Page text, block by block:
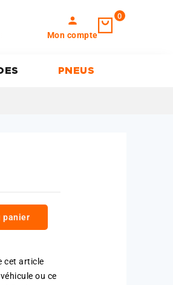
person
Mon compte
0
PNEUS
panier
cet article
ou ce